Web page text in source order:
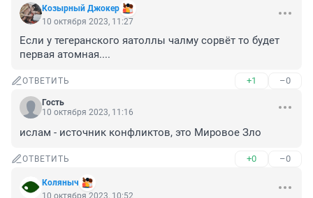
Козырный Джокер
10 октября 2023, 11:27
Если у тегеранского яатоллы чалму сорвёт то будет
первая атомная....
ОТВЕТИТЬ +1 –0
Гость
10 октября 2023, 11:16
ислам - источник конфликтов, это Мировое Зло
ОТВЕТИТЬ +0 –0
Коляныч
10 октября 2023, 10:52